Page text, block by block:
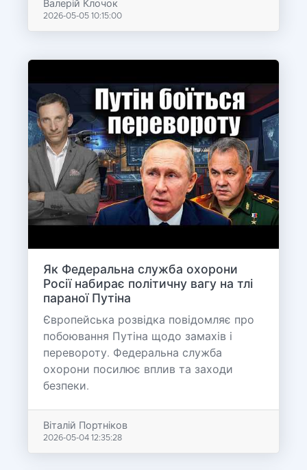
Валерій Клочок
2026-05-05 10:15:00
Як Федеральна служба охорони
Росії набирає політичну вагу на тлі
параної Путіна
Європейська розвідка повідомляє про
побоювання Путіна щодо замахів і
перевороту. Федеральна служба
охорони посилює вплив та заходи
безпеки.
Віталій Портніков
2026-05-04 12:35:28